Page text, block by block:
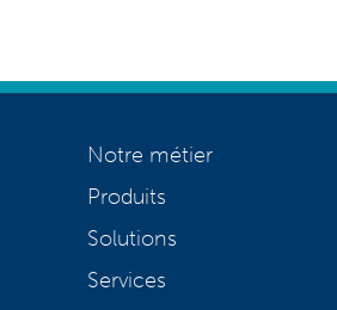
Notre métier
Produits
Solutions
Services